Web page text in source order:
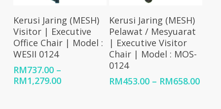
Select Options
Kerusi Jaring (MESH)
Visitor | Executive
Office Chair | Model :
WESII 0124
RM737.00 –
RM1,279.00Price
Select Options
Kerusi Jaring (MESH)
Pelawat / Mesyuarat
| Executive Visitor
Chair | Model : MOS-
0124
RM453.00 – RM658.00Price